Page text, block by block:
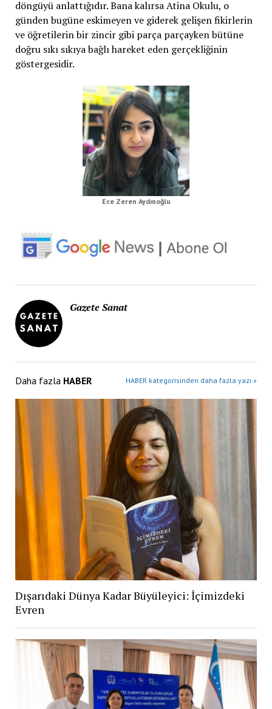
döngüyü anlattığıdır. Bana kalırsa Atina Okulu, o
günden bugüne eskimeyen ve giderek gelişen fikirlerin
ve öğretilerin bir zincir gibi parça parçayken bütüne
doğru sıkı sıkıya bağlı hareket eden gerçekliğinin
göstergesidir.
Ece Zeren Aydınoğlu
Gazete Sanat
Daha fazla HABER HABER kategorisinden daha fazla yazı »
Dışarıdaki Dünya Kadar Büyüleyici: İçimizdeki
Evren